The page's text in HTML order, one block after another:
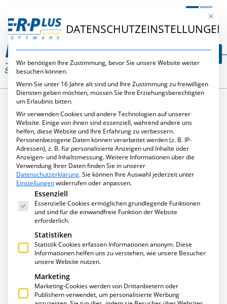
NL
SCHLAGWORT:
POLYCLOSE
Mit
DATENSCHUTZEINSTELLUNGEN
Wir benötigen Ihre Zustimmung, bevor Sie unsere Website weiter
besuchen können.
Wenn Sie unter 16 Jahre alt sind und Ihre Zustimmung zu freiwilligen
Diensten geben möchten, müssen Sie Ihre Erziehungsberechtigten
um Erlaubnis bitten.
Wir verwenden Cookies und andere Technologien auf unserer
Website. Einige von ihnen sind essenziell, während andere uns
helfen, diese Website und Ihre Erfahrung zu verbessern.
Personenbezogene Daten können verarbeitet werden (z. B. IP-
Adressen), z. B. für personalisierte Anzeigen und Inhalte oder
Anzeigen- und Inhaltsmessung.Weitere Informationen über die
Verwendung Ihrer Daten finden Sie in unserer
Datenschutzerklärung.Sie können Ihre Auswahl jederzeit unter
Einstellungenwiderrufen oder anpassen.
Es folgt eine Liste der Service-Gruppen, für die eine
Essenziell
Essenzielle Cookies ermöglichen grundlegende Funktionen
und sind für die einwandfreie Funktion der Website
erforderlich.
Statistiken
Statistik Cookies erfassen Informationen anonym. Diese
Informationen helfen uns zu verstehen, wie unsere Besucher
unsere Website nutzen.
Marketing
Marketing-Cookies werden von Drittanbietern oder
Publishern verwendet, um personalisierte Werbung